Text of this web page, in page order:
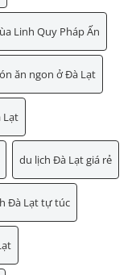
Linh Quy Pháp Ấn
ăn ngon ở Đà Lạt
Lạt
du lịch Đà Lạt giá rẻ
Đà Lạt tự túc